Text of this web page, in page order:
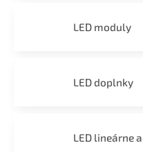
LED moduly
LED doplnky
LED lineárne